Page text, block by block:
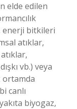
elde edilen
enerji bitkileri
atıklar,
vb.) veya
ortamda
canlı
biyogaz,